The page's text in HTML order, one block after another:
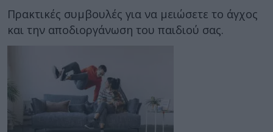
Πρακτικές συμβουλές για να μειώσετε το άγχος
και την αποδιοργάνωση του παιδιού σας.